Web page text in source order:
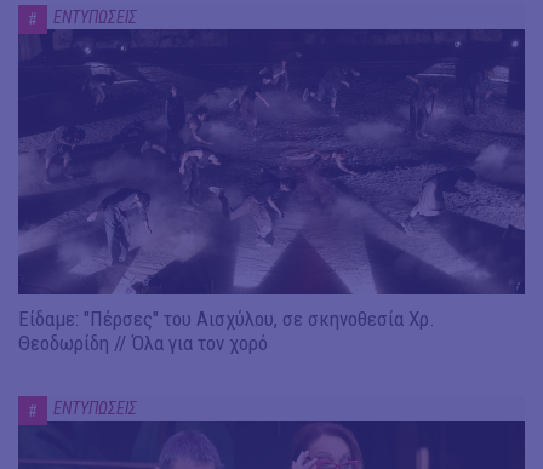
# ΕΝΤΥΠΩΣΕΙΣ
Είδαμε: "Πέρσες" του Αισχύλου, σε σκηνοθεσία Χρ.
Θεοδωρίδη // Όλα για τον χορό
# ΕΝΤΥΠΩΣΕΙΣ